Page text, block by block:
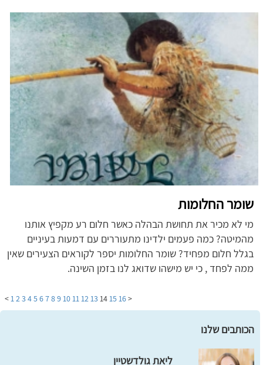
שומר החלומות
מי לא מכיר את תחושת הבהלה כאשר חלום רע מקפיץ אותנו
מהמיטה? כמה פעמים ילדינו מתעוררים עם דמעות בעיניים
בגלל חלום מפחיד? שומר החלומות יספר לקוראים הצעירים שאין
ממה לפחד , כי יש מישהו שדואג לנו בזמן השינה.
<
12345678910111213141516
>
הכותבים שלנו
ליאת גולדשטיין